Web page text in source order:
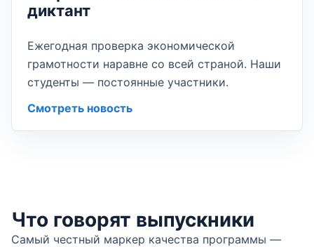
диктант
Ежегодная проверка экономической
грамотности наравне со всей страной. Наши
студенты — постоянные участники.
Смотреть новость
Что говорят выпускники
Самый честный маркер качества программы —